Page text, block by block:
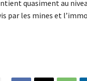
quasiment au
par les mines et